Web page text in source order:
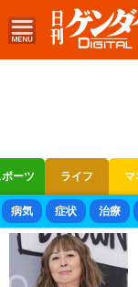
ーツ ライフ マ
ボートレース 競輪
病気 症状 治療